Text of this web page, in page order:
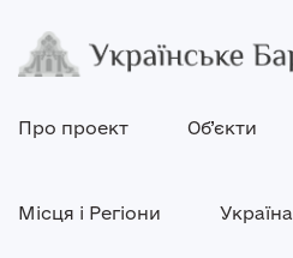
Про проект Об’єкти
Місця і Регіони Україна